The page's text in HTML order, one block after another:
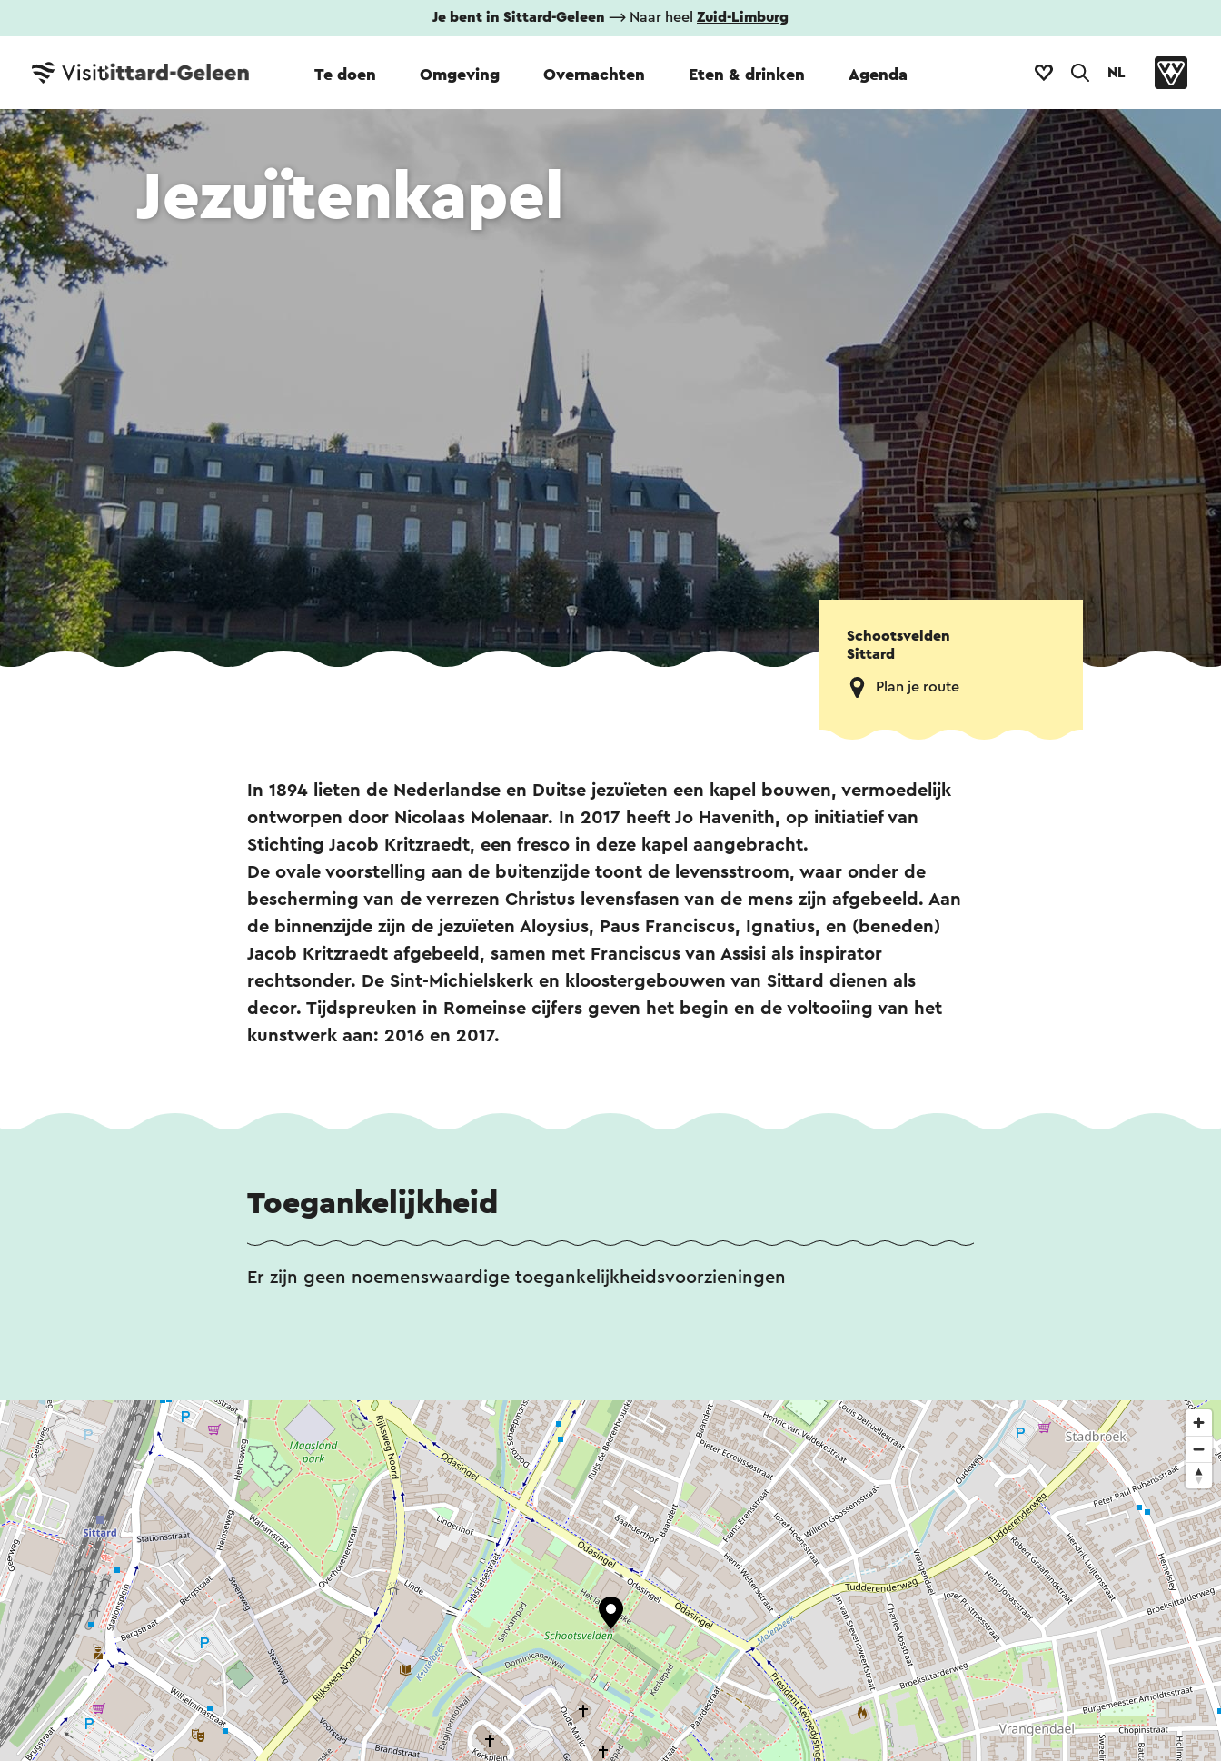
Je bent in Sittard-Geleen ⟶ Naar heel Zuid-Limburg
Te doen Omgeving Overnachten Eten & drinken Agenda NL
Jezuïtenkapel
Schootsvelden
Sittard
Plan je route
In 1894 lieten de Nederlandse en Duitse jezuïeten een kapel bouwen, vermoedelijk
ontworpen door Nicolaas Molenaar. In 2017 heeft Jo Havenith, op initiatief van
Stichting Jacob Kritzraedt, een fresco in deze kapel aangebracht.
De ovale voorstelling aan de buitenzijde toont de levensstroom, waar onder de
bescherming van de verrezen Christus levensfasen van de mens zijn afgebeeld. Aan
de binnenzijde zijn de jezuïeten Aloysius, Paus Franciscus, Ignatius, en (beneden)
Jacob Kritzraedt afgebeeld, samen met Franciscus van Assisi als inspirator
rechtsonder. De Sint-Michielskerk en kloostergebouwen van Sittard dienen als
decor. Tijdspreuken in Romeinse cijfers geven het begin en de voltooiing van het
kunstwerk aan: 2016 en 2017.
Toegankelijkheid
Er zijn geen noemenswaardige toegankelijkheidsvoorzieningen